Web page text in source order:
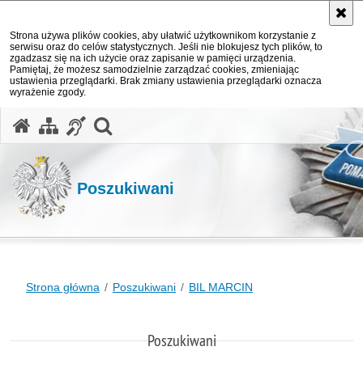
Strona używa plików cookies, aby ułatwić użytkownikom korzystanie z
serwisu oraz do celów statystycznych. Jeśli nie blokujesz tych plików, to
zgadzasz się na ich użycie oraz zapisanie w pamięci urządzenia.
Pamiętaj, że możesz samodzielnie zarządzać cookies, zmieniając
ustawienia przeglądarki. Brak zmiany ustawienia przeglądarki oznacza
wyrażenie zgody.
Poszukiwani
Strona główna Poszukiwani BIL MARCIN
Poszukiwani